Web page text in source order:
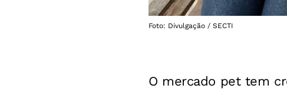
Foto: Divulgação / SECTI
O mercado pet tem